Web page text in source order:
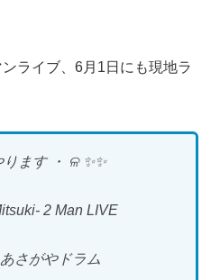
ライブ、6月1日にも現地ラ
ます ・ ଳ ✨✨
2 Man LIVE
さがやドラム